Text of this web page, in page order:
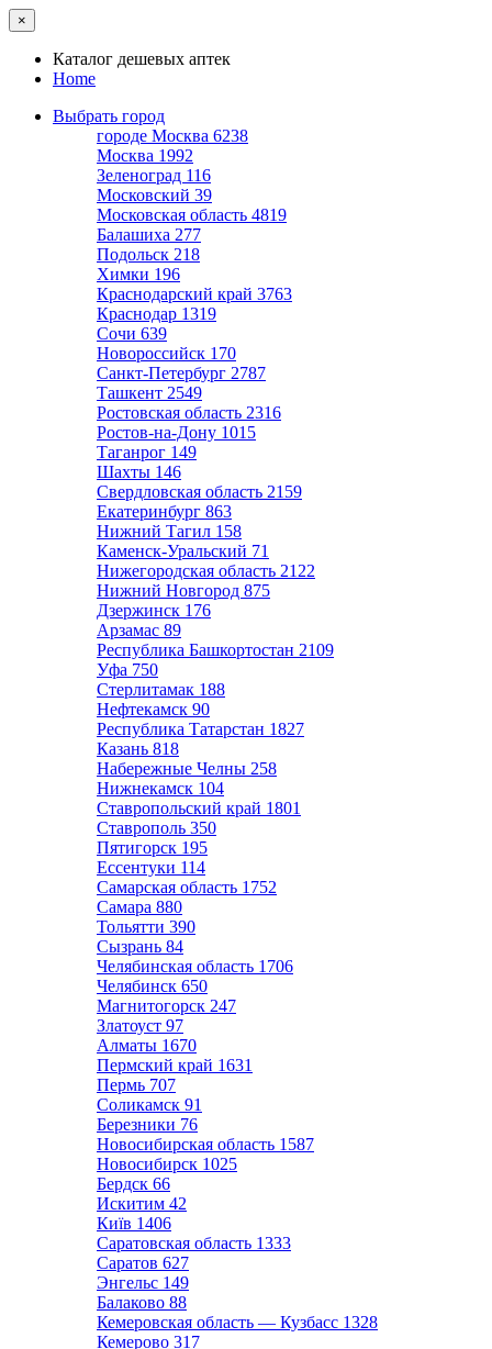
×
Каталог дешевых аптек
Home
Выбрать город
городе Москва 6238
Москва 1992
Зеленоград 116
Московский 39
Московская область 4819
Балашиха 277
Подольск 218
Химки 196
Краснодарский край 3763
Краснодар 1319
Сочи 639
Новороссийск 170
Санкт-Петербург 2787
Ташкент 2549
Ростовская область 2316
Ростов-на-Дону 1015
Таганрог 149
Шахты 146
Свердловская область 2159
Екатеринбург 863
Нижний Тагил 158
Каменск-Уральский 71
Нижегородская область 2122
Нижний Новгород 875
Дзержинск 176
Арзамас 89
Республика Башкортостан 2109
Уфа 750
Стерлитамак 188
Нефтекамск 90
Республика Татарстан 1827
Казань 818
Набережные Челны 258
Нижнекамск 104
Ставропольский край 1801
Ставрополь 350
Пятигорск 195
Ессентуки 114
Самарская область 1752
Самара 880
Тольятти 390
Сызрань 84
Челябинская область 1706
Челябинск 650
Магнитогорск 247
Златоуст 97
Алматы 1670
Пермский край 1631
Пермь 707
Соликамск 91
Березники 76
Новосибирская область 1587
Новосибирск 1025
Бердск 66
Искитим 42
Київ 1406
Саратовская область 1333
Саратов 627
Энгельс 149
Балаково 88
Кемеровская область — Кузбасс 1328
Кемерово 317